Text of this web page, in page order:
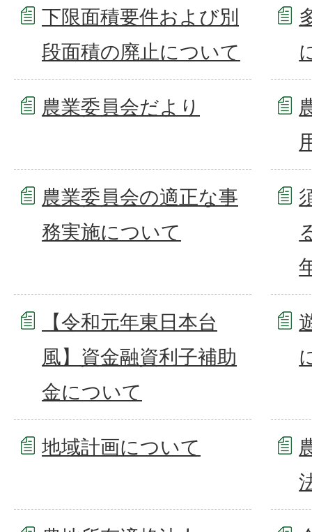
下限面積要件および別
段面積の廃止について
農業委員会だより
農業委員会の適正な事
務実施について
【令和元年東日本台
風】資金融資利子補助
金について
地域計画について